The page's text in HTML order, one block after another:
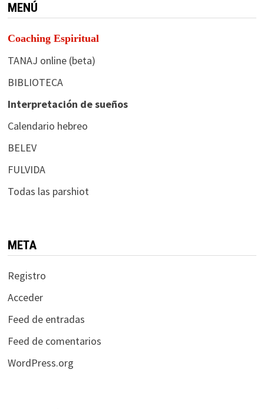
MENÚ
Coaching Espiritual
TANAJ online (beta)
BIBLIOTECA
Interpretación de sueños
Calendario hebreo
BELEV
FULVIDA
Todas las parshiot
META
Registro
Acceder
Feed de entradas
Feed de comentarios
WordPress.org